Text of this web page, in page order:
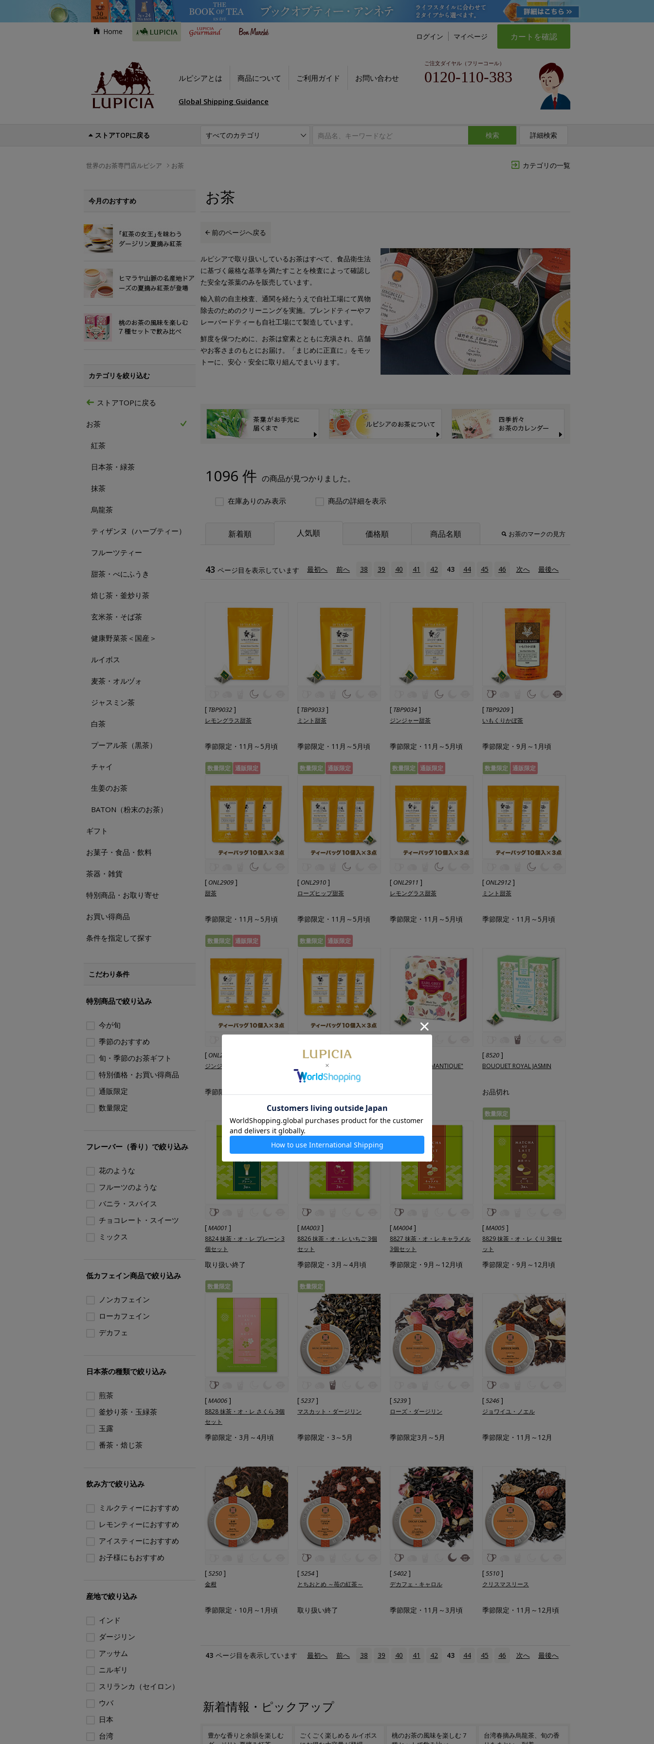
Home
ログイン マイページ カートを確認
ルピシアとは 商品について ご利用ガイド お問い合わせ
ご注文ダイヤル（フリーコール）
0120-110-383
Global Shipping Guidance
ストアTOPに戻る 検索 詳細検索
カテゴリの一覧
世界のお茶専門店ルピシア お茶
お茶
前のページへ戻る
ルピシアで取り扱いしているお茶はすべて、食品衛生法
に基づく厳格な基準を満たすことを検査によって確認し
た安全な茶葉のみを販売しています。
輸入前の自主検査、通関を経たうえで自社工場にて異物
除去のためのクリーニングを実施。ブレンドティーやフ
レーバードティーも自社工場にて製造しています。
鮮度を保つために、お茶は窒素とともに充塡され、店舗
やお客さまのもとにお届け。「まじめに正直に」をモッ
トーに、安心・安全に取り組んでまいります。
1096 件 の商品が見つかりました。
在庫ありのみ表示 商品の詳細を表示
新着順 人気順 価格順 商品名順 お茶のマークの見方
43 ページ目を表示しています 最初へ 前へ 38 39 40 41 42 43 44 45 46 次へ 最後へ
[ TBP9032 ]
レモングラス甜茶
季節限定・11月～5月頃
[ TBP9033 ]
ミント甜茶
季節限定・11月～5月頃
[ TBP9034 ]
ジンジャー甜茶
季節限定・11月～5月頃
[ TBP9209 ]
いもくりかぼ茶
季節限定・9月～1月頃
数量限定 通販限定
[ ONL2909 ]
甜茶
季節限定・11月～5月頃
数量限定 通販限定
[ ONL2910 ]
ローズヒップ甜茶
季節限定・11月～5月頃
数量限定 通販限定
[ ONL2911 ]
レモングラス甜茶
季節限定・11月～5月頃
数量限定 通販限定
[ ONL2912 ]
ミント甜茶
季節限定・11月～5月頃
数量限定 通販限定
[ ONL2913
ジンジャー甜茶
季節限定・11月～5月頃
数量限定 通販限定
ONL2914
【まとめ買いセット】 人気の甜
茶 ティーバッグ3種セット
EARL GREY "ROMANTIQUE"
[8520 ]
BOUQUET ROYAL JASMIN
お品切れ
[MA001 ]
8824 抹茶・オ・レ プレーン 3
個セット
取り扱い終了
[MA003 ]
8826 抹茶・オ・レ いちご 3個
セット
季節限定・3月～4月頃
[MA004 ]
8827 抹茶・オ・レ キャラメル
3個セット
季節限定・9月～12月頃
数量限定
[MA005 ]
8829 抹茶・オ・レ くり 3個セ
ット
季節限定・9月～12月頃
数量限定
[MA006 ]
8828 抹茶・オ・レ さくら 3個
セット
季節限定・3月～4月頃
数量限定
[5237 ]
マスカット・ダージリン
季節限定・3～5月
[5239 ]
ローズ・ダージリン
季節限定3月～5月
[5246 ]
ジョワイユ・ノエル
季節限定・11月～12月
[5250 ]
金柑
季節限定・10月～1月頃
[5254 ]
とちおとめ ～苺の紅茶～
取り扱い終了
[5402 ]
デカフェ・キャロル
季節限定・11月～3月頃
[5510 ]
クリスマスリース
季節限定・11月～12月頃
43 ページ目を表示しています 最初へ 前へ 38 39 40 41 42 43 44 45 46 次へ 最後へ
新着情報・ピックアップ
宝瓶と茶杯でちょっと贅沢
ごくごく楽しめる ルイボス
桃のお茶の風味を楽しむ 7
台湾春摘み烏龍茶、旬の香
果実香る、爽やかな一杯 フ
今月のおすすめ
カテゴリを絞り込む
ストアTOPに戻る
お茶
紅茶
日本茶・緑茶
抹茶
烏龍茶
ティザンヌ（ハーブティー）
フルーツティー
甜茶・べにふうき
焙じ茶・釜炒り茶
玄米茶・そば茶
健康野菜茶＜国産＞
ルイボス
麦茶・オルヅォ
ジャスミン茶
白茶
プーアル茶（黒茶）
チャイ
生姜のお茶
BATON（粉末のお茶）
ギフト
お菓子・食品・飲料
茶器・雑貨
特別商品・お取り寄せ
お買い得商品
条件を指定して探す
こだわり条件
特別商品で絞り込み
今が旬
季節のおすすめ
旬・季節のお茶ギフト
特別価格・お買い得商品
通販限定
数量限定
フレーバー（香り）で絞り込み
花のような
フルーツのような
バニラ・スパイス
チョコレート・スイーツ
ミックス
低カフェイン商品で絞り込み
ノンカフェイン
ローカフェイン
デカフェ
日本茶の種類で絞り込み
煎茶
釜炒り茶・玉緑茶
玉露
番茶・焙じ茶
飲み方で絞り込み
ミルクティーにおすすめ
レモンティーにおすすめ
アイスティーにおすすめ
お子様にもおすすめ
産地で絞り込み
インド
ダージリン
アッサム
ニルギリ
スリランカ（セイロン）
ウバ
日本
台湾